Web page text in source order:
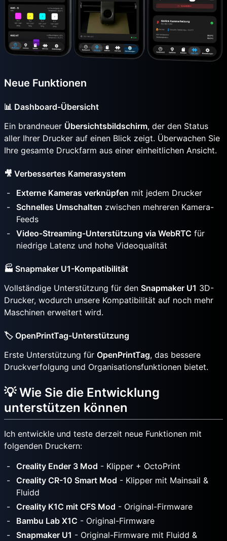
Neue Funktionen
📊 Dashboard-Übersicht
Ein brandneuer Übersichtsbildschirm, der den Status
aller Ihrer Drucker auf einen Blick zeigt. Überwachen Sie
Ihre gesamte Druckfarm aus einer einheitlichen Ansicht.
🎥 Verbessertes Kamerasystem
Externe Kameras verknüpfen mit jedem Drucker
Schnelles Umschalten zwischen mehreren Kamera-
Feeds
Video-Streaming-Unterstützung via WebRTC für
niedrige Latenz und hohe Videoqualität
🏭 Snapmaker U1-Kompatibilität
Vollständige Unterstützung für den Snapmaker U1 3D-
Drucker, wodurch unsere Kompatibilität auf noch mehr
Maschinen erweitert wird.
🏷️ OpenPrintTag-Unterstützung
Erste Unterstützung für OpenPrintTag, das bessere
Druckverfolgung und Organisationsfunktionen bietet.
💡 Wie Sie die Entwicklung
unterstützen können
Ich entwickle und teste derzeit neue Funktionen mit
folgenden Druckern:
Creality Ender 3 Mod - Klipper + OctoPrint
Creality CR-10 Smart Mod - Klipper mit Mainsail &
Fluidd
Creality K1C mit CFS Mod - Original-Firmware
Bambu Lab X1C - Original-Firmware
Snapmaker U1 - Original-Firmware mit Fluidd &